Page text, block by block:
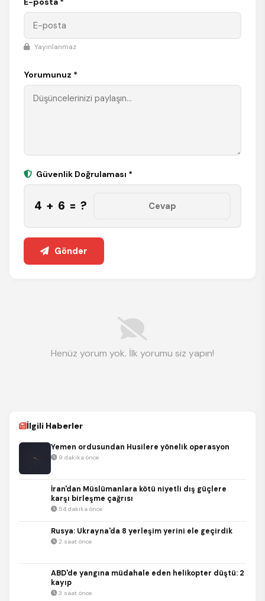
Yayınlanmaz
Yorumunuz *
Güvenlik Doğrulaması *
4 + 6 = ?
Gönder
Henüz yorum yok. İlk yorumu siz yapın!
İlgili Haberler
Yemen ordusundan Husilere yönelik operasyon
9 dakika önce
İran'dan Müslümanlara kötü niyetli dış güçlere
karşı birleşme çağrısı
54 dakika önce
Rusya: Ukrayna'da 8 yerleşim yerini ele geçirdik
2 saat önce
ABD'de yangına müdahale eden helikopter düştü: 2
kayıp
3 saat önce